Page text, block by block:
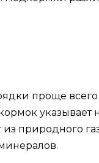
проще
природного